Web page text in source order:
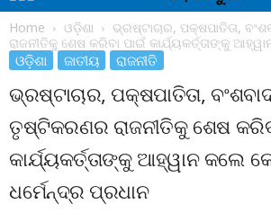
Home ଓଡ଼ିଶା
ଭ୍ରଷ୍ଟାଚାର, ପକ୍ଷପାତିତା,
ରାଜନୀତିକୁ ଶେଷ କରିବା ପାଇଁ କାର୍ଯ୍ୟକର୍ତ୍ତାଙ୍କୁ
ଓଡ଼ିଶା ଜାତୀୟ ରାଜନୀତି
ଭ୍ରଷ୍ଟାଚାର, ପକ୍ଷପାତିତା,
ତୃଷ୍ଟିକରଣର ରାଜନୀତିକୁ ଶେଷ
କାର୍ଯ୍ୟକର୍ତ୍ତାଙ୍କୁ ଆହ୍ୱାନ କଲେ
ଧର୍ମେନ୍ଦ୍ର ପ୍ରଧାନ